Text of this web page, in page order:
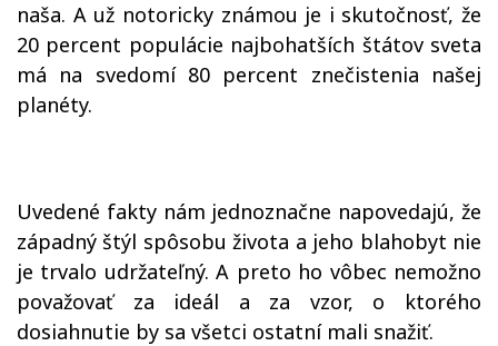
naša. A už notoricky známou je i skutočnosť, že
20 percent populácie najbohatších štátov sveta
má na svedomí 80 percent znečistenia našej
planéty.
Uvedené fakty nám jednoznačne napovedajú, že
západný štýl spôsobu života a jeho blahobyt nie
je trvalo udržateľný. A preto ho vôbec nemožno
považovať za ideál a za vzor, o ktorého
dosiahnutie by sa všetci ostatní mali snažiť.